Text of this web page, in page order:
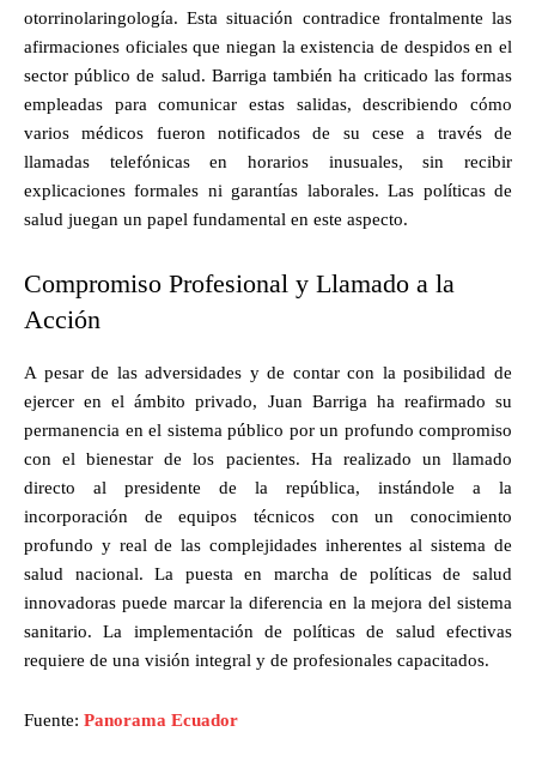
otorrinolaringología. Esta situación contradice frontalmente las
afirmaciones oficiales que niegan la existencia de despidos en el
sector público de salud. Barriga también ha criticado las formas
empleadas para comunicar estas salidas, describiendo cómo
varios médicos fueron notificados de su cese a través de
llamadas telefónicas en horarios inusuales, sin recibir
explicaciones formales ni garantías laborales. Las políticas de
salud juegan un papel fundamental en este aspecto.
Compromiso Profesional y Llamado a la
Acción
A pesar de las adversidades y de contar con la posibilidad de
ejercer en el ámbito privado, Juan Barriga ha reafirmado su
permanencia en el sistema público por un profundo compromiso
con el bienestar de los pacientes. Ha realizado un llamado
directo al presidente de la república, instándole a la
incorporación de equipos técnicos con un conocimiento
profundo y real de las complejidades inherentes al sistema de
salud nacional. La puesta en marcha de políticas de salud
innovadoras puede marcar la diferencia en la mejora del sistema
sanitario. La implementación de políticas de salud efectivas
requiere de una visión integral y de profesionales capacitados.
Fuente: Panorama Ecuador